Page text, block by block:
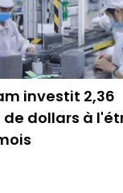
investit 2,36
dollars à